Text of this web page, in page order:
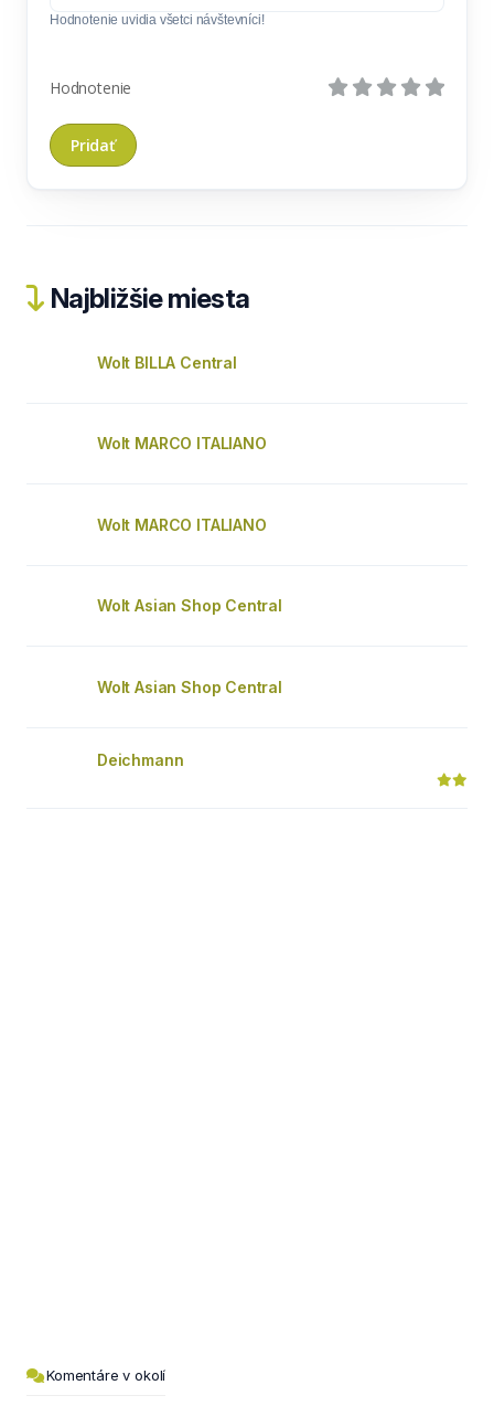
Hodnotenie uvidia všetci návštevníci!
Hodnotenie
Najbližšie miesta
Wolt BILLA Central
Wolt MARCO ITALIANO
Wolt MARCO ITALIANO
Wolt Asian Shop Central
Wolt Asian Shop Central
Deichmann
Komentáre v okolí